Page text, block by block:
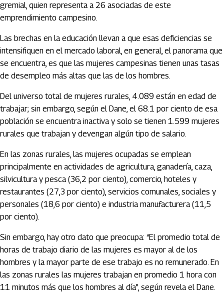
gremial, quien representa a 26 asociadas de este
emprendimiento campesino.
Las brechas en la educación llevan a que esas deficiencias se
intensifiquen en el mercado laboral, en general, el panorama que
se encuentra, es que las mujeres campesinas tienen unas tasas
de desempleo más altas que las de los hombres.
Del universo total de mujeres rurales, 4.089 están en edad de
trabajar; sin embargo, según el Dane, el 68.1 por ciento de esa
población se encuentra inactiva y solo se tienen 1.599 mujeres
rurales que trabajan y devengan algún tipo de salario.
En las zonas rurales, las mujeres ocupadas se emplean
principalmente en actividades de agricultura, ganadería, caza,
silvicultura y pesca (36,2 por ciento), comercio, hoteles y
restaurantes (27,3 por ciento), servicios comunales, sociales y
personales (18,6 por ciento) e industria manufacturera (11,5
por ciento).
Sin embargo, hay otro dato que preocupa: “El promedio total de
horas de trabajo diario de las mujeres es mayor al de los
hombres y la mayor parte de ese trabajo es no remunerado. En
las zonas rurales las mujeres trabajan en promedio 1 hora con
11 minutos más que los hombres al día”, según revela el Dane.